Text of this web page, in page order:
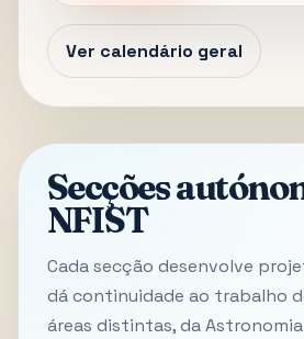
Ver calendário geral
Secções
NFIST
Cada secção desenvolve
dá continuidade ao trabalho
áreas distintas, da